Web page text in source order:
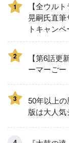
1
【全ウル
晃嗣氏直筆
トキャンペ
2
【第6話
ーマーごー
3
50年以上
版は大人